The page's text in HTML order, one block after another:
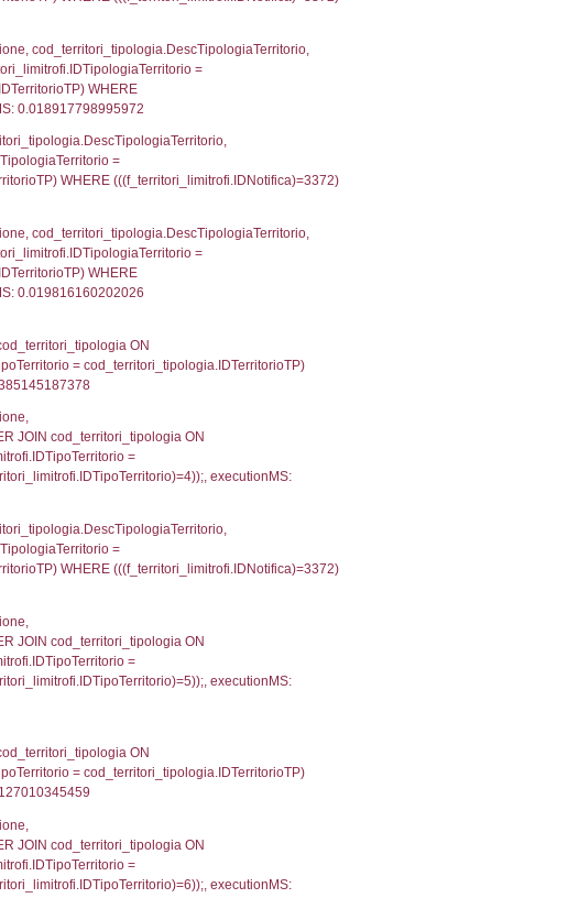
0.0024600028991699
JOIN reg_a2_personale ON
d1_controlli.UffCompetente,
d1_controlli.Pec FROM cod_ipa_aoo INNER
0.021416187286377
executionMS: 0.0076651573181152
, executionMS: 0.0042250156402588
DATE_FORMAT(DataApertura, '%d/%m/%Y') as
'%d/%m/%Y') as DataUltimoPIR FROM d3_ispezioni
f_confini_stato INNER JOIN el_nazioni ON
reg_f_confini_stato INNER JOIN el_nazioni ON
0.00054502487182617
f_confini.Denominazione FROM f_confini INNER
el_regioni ON el_province.IstRegione =
executionMS: 0.00040698051452637
reg_f_confini.Denominazione FROM reg_f_confini
INNER JOIN el_regioni ON el_province.IstRegione =
executionMS: 0.00076198577880859
'; ') AS DescAltro,
= cod_territori_tipologia.IDTipologiaTerritorio and